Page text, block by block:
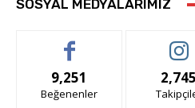
SOSYAL MEDYALARIMIZ
9,251
Beğenenler
2,745